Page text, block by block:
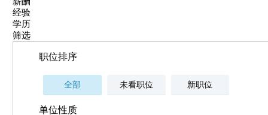
经验
学历
筛选
职位排序
全部 未看职位 新职位
单位性质